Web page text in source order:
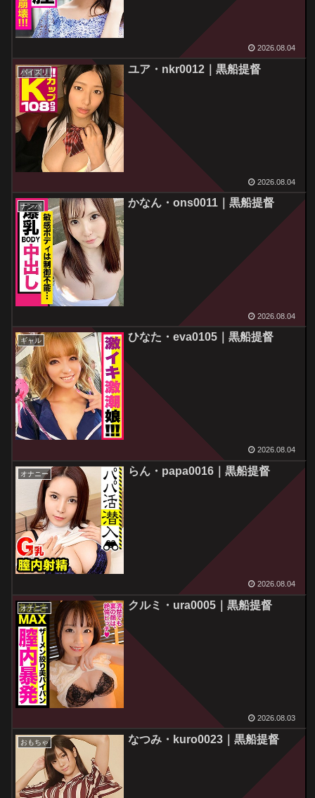
2026.08.04
パイズリ ユア・nkr0012｜黒船提督
2026.08.04
ナンパ かなん・ons0011｜黒船提督
2026.08.04
ギャル ひなた・eva0105｜黒船提督
2026.08.04
オナニー らん・papa0016｜黒船提督
2026.08.04
オナニー クルミ・ura0005｜黒船提督
2026.08.03
おもちゃ なつみ・kuro0023｜黒船提督